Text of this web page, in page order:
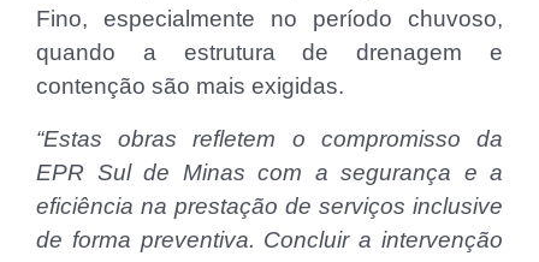
Fino, especialmente no período chuvoso,
quando a estrutura de drenagem e
contenção são mais exigidas.
“Estas obras refletem o compromisso da
EPR Sul de Minas com a segurança e a
eficiência na prestação de serviços inclusive
de forma preventiva. Concluir a intervenção